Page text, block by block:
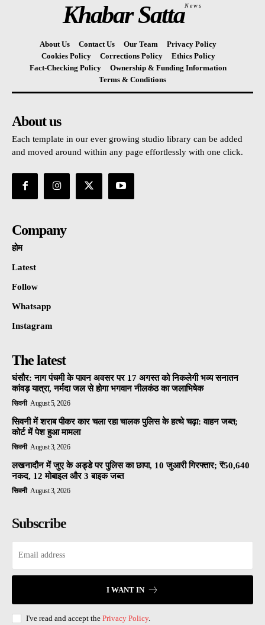
Khabar SattaNews
About Us Contact Us Our Team
Privacy Policy
Cookies Policy
Corrections Policy
Ethics Policy
Fact-Checking Policy
Ownership & Funding Information
Terms & Conditions
About us
Each template in our ever growing studio library can be added
and moved around within any page effortlessly with one click.
Company
होम
Latest
Follow
Whatsapp
Instagram
The latest
घंसौर: नाग पंचमी के पावन अवसर पर 17 अगस्त को निकलेगी भव्य सनातन
कांवड़ यात्रा, नर्मदा जल से होगा भगवान नीलकंठ का जलाभिषेक
सिवनी August 5, 2026
सिवनी में शराब पीकर कार चला रहा चालक पुलिस के हत्थे चढ़ा: वाहन जब्त;
कोर्ट में पेश हुआ मामला
सिवनी August 3, 2026
लखनादौन में जुए के अड्डे पर पुलिस का छापा, 10 जुआरी गिरफ्तार; ₹50,640
नकद, 12 मोबाइल और 3 बाइक जब्त
सिवनी August 3, 2026
Subscribe
I WANT IN
I've read and accept the Privacy Policy.